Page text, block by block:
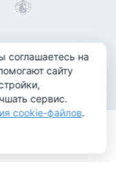
соглашаетесь на
сайту
сервис.
cookie-файлов.
защищены